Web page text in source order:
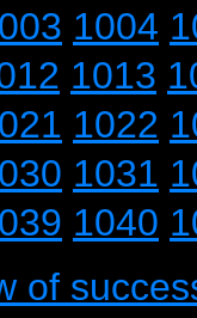
1004
1013
1022
1031
1040
of